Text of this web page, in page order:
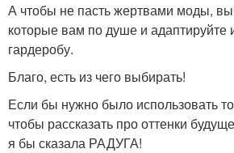
А чтобы не пасть жертвами моды,
которые вам по душе и адаптируйте
гардеробу.
Благо, есть из чего выбирать!
Если бы нужно было использовать
чтобы рассказать про оттенки
я бы сказала РАДУГА!